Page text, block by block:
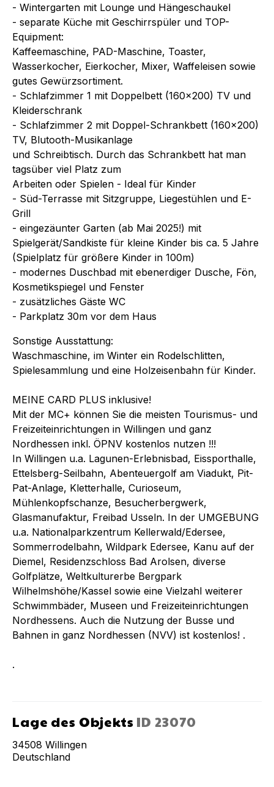
- Wintergarten mit Lounge und Hängeschaukel
- separate Küche mit Geschirrspüler und TOP-
Equipment:
Kaffeemaschine, PAD-Maschine, Toaster,
Wasserkocher, Eierkocher, Mixer, Waffeleisen sowie
gutes Gewürzsortiment.
- Schlafzimmer 1 mit Doppelbett (160x200) TV und
Kleiderschrank
- Schlafzimmer 2 mit Doppel-Schrankbett (160x200)
TV, Blutooth-Musikanlage
und Schreibtisch. Durch das Schrankbett hat man
tagsüber viel Platz zum
Arbeiten oder Spielen - Ideal für Kinder
- Süd-Terrasse mit Sitzgruppe, Liegestühlen und E-
Grill
- eingezäunter Garten (ab Mai 2025!) mit
Spielgerät/Sandkiste für kleine Kinder bis ca. 5 Jahre
(Spielplatz für größere Kinder in 100m)
- modernes Duschbad mit ebenerdiger Dusche, Fön,
Kosmetikspiegel und Fenster
- zusätzliches Gäste WC
- Parkplatz 30m vor dem Haus
Sonstige Ausstattung:
Waschmaschine, im Winter ein Rodelschlitten,
Spielesammlung und eine Holzeisenbahn für Kinder.
MEINE CARD PLUS inklusive!
Mit der MC+ können Sie die meisten Tourismus- und
Freizeiteinrichtungen in Willingen und ganz
Nordhessen inkl. ÖPNV kostenlos nutzen !!!
In Willingen u.a. Lagunen-Erlebnisbad, Eissporthalle,
Ettelsberg-Seilbahn, Abenteuergolf am Viadukt, Pit-
Pat-Anlage, Kletterhalle, Curioseum,
Mühlenkopfschanze, Besucherbergwerk,
Glasmanufaktur, Freibad Usseln. In der UMGEBUNG
u.a. Nationalparkzentrum Kellerwald/Edersee,
Sommerrodelbahn, Wildpark Edersee, Kanu auf der
Diemel, Residenzschloss Bad Arolsen, diverse
Golfplätze, Weltkulturerbe Bergpark
Wilhelmshöhe/Kassel sowie eine Vielzahl weiterer
Schwimmbäder, Museen und Freizeiteinrichtungen
Nordhessens. Auch die Nutzung der Busse und
Bahnen in ganz Nordhessen (NVV) ist kostenlos! .
.
Lage des Objekts ID 23070
34508 Willingen
Deutschland